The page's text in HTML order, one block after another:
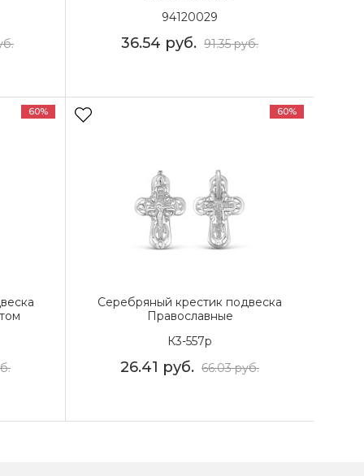
94120029
36.54 руб. 91.35руб.
60% 60%
Серебряный крестик подвеска
Православные
К3-557р
26.41 руб. 66.03руб.